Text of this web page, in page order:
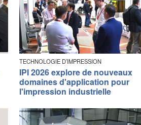
TECHNOLOGIE D’IMPRESSION
IPI 2026 explore de nouveaux
domaines d'application pour
l'impression industrielle